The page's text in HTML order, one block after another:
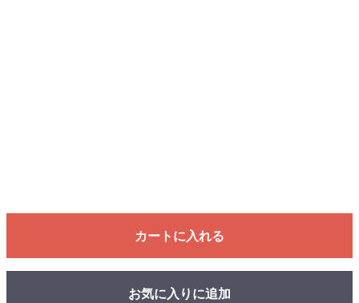
カートに入れる
お気に入りに追加